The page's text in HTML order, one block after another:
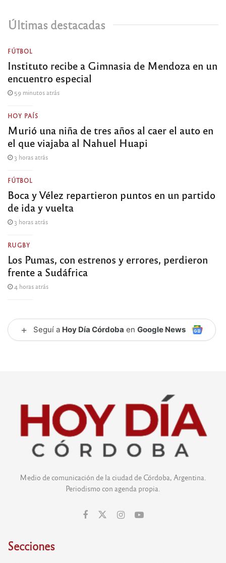
Últimas destacadas
FÚTBOL
Instituto recibe a Gimnasia de Mendoza en un
encuentro especial
59 minutos atrás
HOY PAÍS
Murió una niña de tres años al caer el auto en
el que viajaba al Nahuel Huapi
3 horas atrás
FÚTBOL
Boca y Vélez repartieron puntos en un partido
de ida y vuelta
3 horas atrás
RUGBY
Los Pumas, con estrenos y errores, perdieron
frente a Sudáfrica
4 horas atrás
+ Seguí a Hoy Día Córdoba en Google News
Medio de comunicación de la ciudad de Córdoba, Argentina.
Periodismo con agenda propia.
Secciones